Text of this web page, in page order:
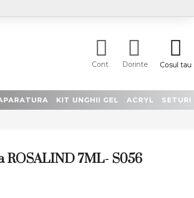
Cont Dorinte Cosul tau
KIT UNGHII GEL ACRYL SETURI
ROSALIND 7ML- S056